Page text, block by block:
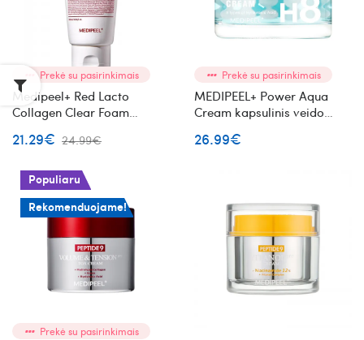
Prekė su pasirinkimais
Medipeel+ Red Lacto
Collagen Clear Foam
prausiklis su kolagenu ir
21.29€ 24.99€
Prekė su pasirinkimais
MEDIPEEL+ Power Aqua
Cream kapsulinis veido
26.99€
Populiaru
Rekomenduojame!
Prekė su pasirinkimais